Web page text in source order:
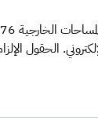
76-100 متر مربع”
الحقول